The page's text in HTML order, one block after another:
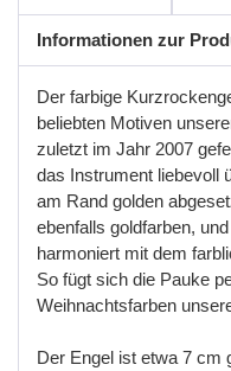
Informationen zur
Der farbige
beliebten Motiven
zuletzt im Jahr 2007
das Instrument liebevoll
am Rand golden
ebenfalls goldfarben,
harmoniert mit dem
So fügt sich die Pauke
Weihnachtsfarben
Der Engel ist etwa 7 cm